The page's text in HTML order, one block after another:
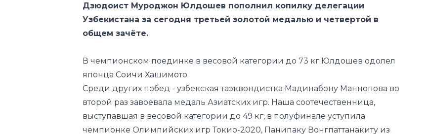
Дзюдоист Муроджон Юлдошев пополнил копилку делегации
Узбекистана за сегодня третьей золото...
Узбекистана за сегодня третьей золотой медалью и четвертой в
общем зачёте.
В чемпионском поединке в весовой категории до 73 кг Юлдошев одолел
японца Соичи Хашимото.
Среди других побед - узбекская таэквондистка Мадинабону Маннопова во